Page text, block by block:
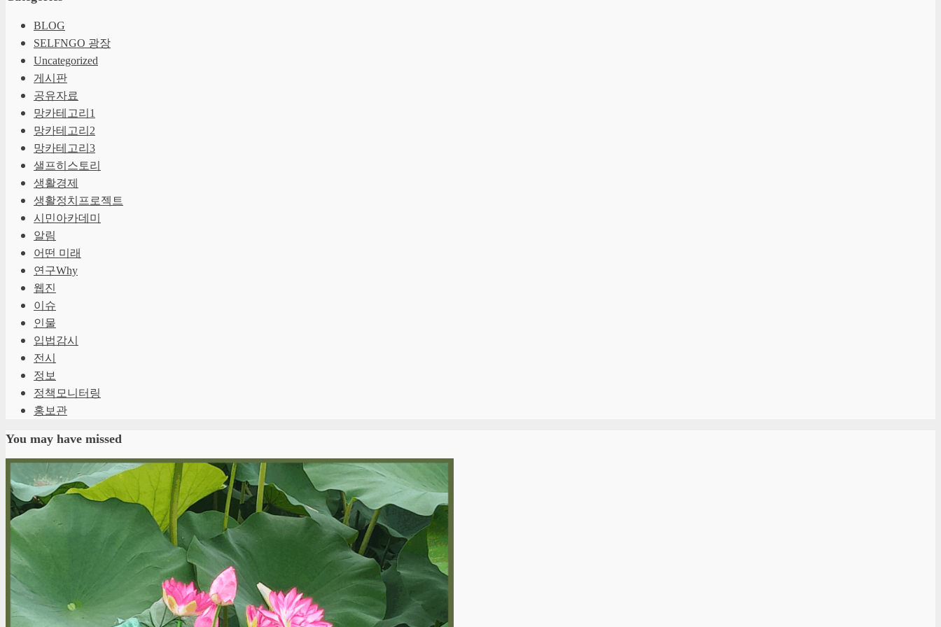
BLOG
SELFNGO 광장
Uncategorized
게시판
공유자료
망카테고리1
망카테고리2
망카테고리3
샐프히스토리
생활경제
생활정치프로젝트
시민아카데미
알림
어떤 미래
연구Why
웹진
이슈
인물
입법감시
전시
정보
정책모니터링
홍보관
You may have missed